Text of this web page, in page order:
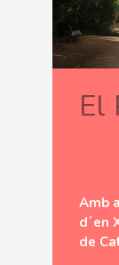
El
Amb
d´en
de